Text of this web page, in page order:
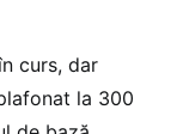
curs, dar
la 300